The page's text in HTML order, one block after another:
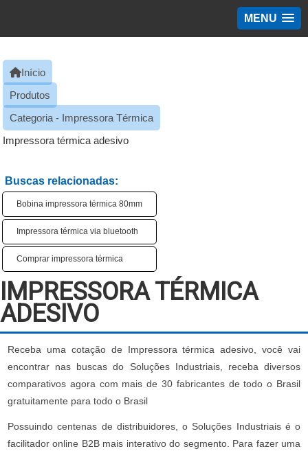
MENU
Início
Produtos
Categoria - Impressora Térmica
Impressora térmica adesivo
Buscas relacionadas:
Bobina impressora térmica 80mm
Impressora térmica via bluetooth
Comprar impressora térmica
IMPRESSORA TÉRMICA
ADESIVO
Receba uma cotação de Impressora térmica adesivo, você vai
encontrar nas buscas do Soluções Industriais, receba diversos
comparativos agora com mais de 30 fabricantes de todo o Brasil
gratuitamente para todo o Brasil
Possuindo centenas de distribuidores, o Soluções Industriais é o
facilitador online B2B mais interativo do segmento. Para fazer uma